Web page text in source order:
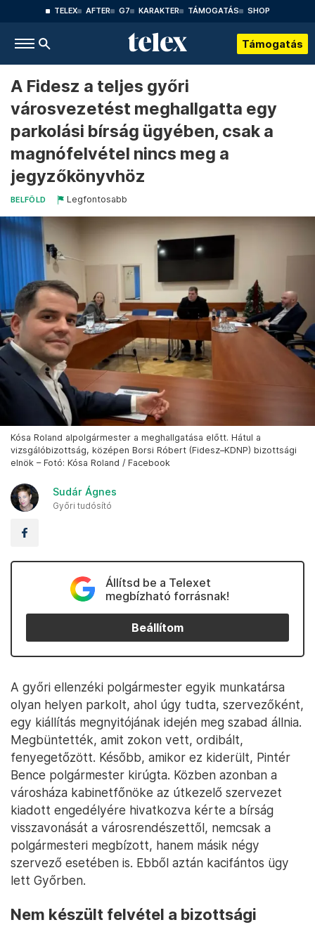
TELEX AFTER G7 KARAKTER TÁMOGATÁS SHOP
Támogatás
A Fidesz a teljes győri
városvezetést meghallgatta egy
parkolási bírság ügyében, csak a
magnófelvétel nincs meg a
jegyzőkönyvhöz
BELFÖLD Legfontosabb
Kósa Roland alpolgármester a meghallgatása előtt. Hátul a
vizsgálóbizottság, középen Borsi Róbert (Fidesz–KDNP) bizottsági
elnök – Fotó: Kósa Roland / Facebook
Sudár Ágnes
Győri tudósító
Állítsd be a Telexet
megbízható forrásnak!
Beállítom
A győri ellenzéki polgármester egyik munkatársa
olyan helyen parkolt, ahol úgy tudta, szervezőként,
egy kiállítás megnyitójának idején meg szabad állnia.
Megbüntették, amit zokon vett, ordibált,
fenyegetőzött. Később, amikor ez kiderült, Pintér
Bence polgármester kirúgta. Közben azonban a
városháza kabinetfőnöke az útkezelő szervezet
kiadott engedélyére hivatkozva kérte a bírság
visszavonását a városrendészettől, nemcsak a
polgármesteri megbízott, hanem másik négy
szervező esetében is. Ebből aztán kacifántos ügy
lett Győrben.
Nem készült felvétel a bizottsági